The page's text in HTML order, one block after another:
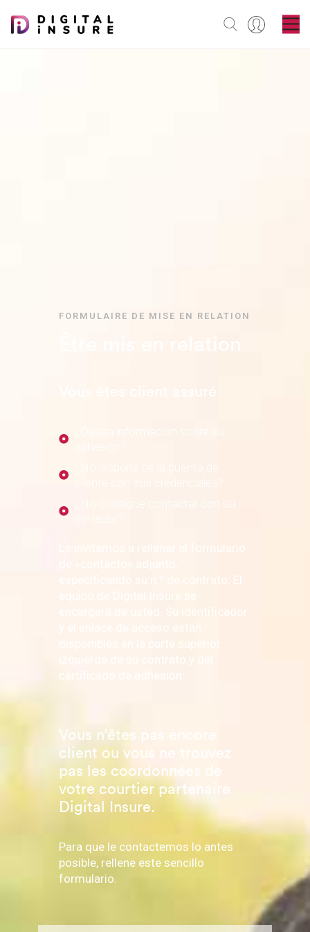
FORMULAIRE DE MISE EN RELATION
¿Desea información sobre su
¿No consigue contactar con su
Le invitamos a rellenar el formulario
especificando su n.º de contrato. El
equipo de Digital Insure se
encargará de usted. Su identificador
y el enlace de acceso están
disponibles en la parte superior
izquierda de su contrato y del
certificado de adhesión.
Vous n'êtes pas encore
client ou vous ne trouvez
pas les coordonnées de
votre courtier partenaire
Digital Insure.
Para que le contactemos lo antes
posible, rellene este sencillo
formulario.